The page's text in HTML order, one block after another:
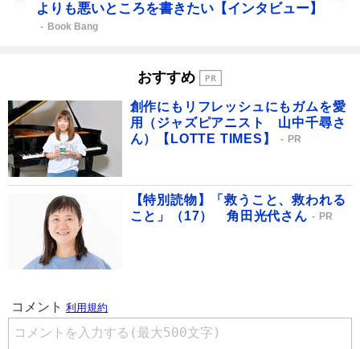
よりも悪いところを書きたい【インタビュー】
Book Bang
おすすめ
創作にもリフレッシュにもガムを愛
用（ジャズピアニスト 山中千尋さ
ん）【LOTTE TIMES】
PR
【特別読物】「救うこと、救われる
こと」（17） 角田光代さん
PR